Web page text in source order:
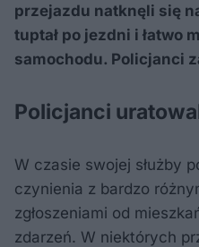
przejazdu natknęli się
tuptał po jezdni i łatwo
samochodu. Policjanci
Policjanci
W czasie swojej służby
czynienia z bardzo
zgłoszeniami od
zdarzeń. W niektórych